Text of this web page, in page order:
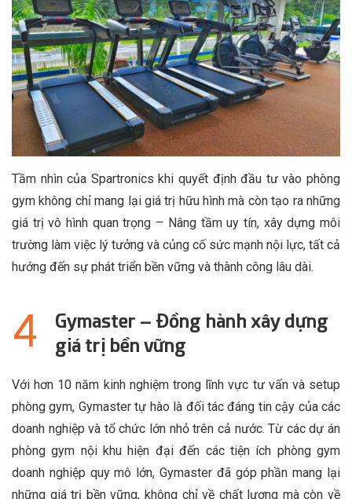
Tầm nhìn của Spartronics khi quyết định đầu tư vào phòng
gym không chỉ mang lại giá trị hữu hình mà còn tạo ra những
giá trị vô hình quan trọng – Nâng tầm uy tín, xây dựng môi
trường làm việc lý tưởng và củng cố sức mạnh nội lực, tất cả
hướng đến sự phát triển bền vững và thành công lâu dài.
Gymaster – Đồng hành xây dựng
giá trị bền vững
Với hơn 10 năm kinh nghiệm trong lĩnh vực tư vấn và setup
phòng gym, Gymaster tự hào là đối tác đáng tin cậy của các
doanh nghiệp và tổ chức lớn nhỏ trên cả nước. Từ các dự án
phòng gym nội khu hiện đại đến các tiện ích phòng gym
doanh nghiệp quy mô lớn, Gymaster đã góp phần mang lại
những giá trị bền vững, không chỉ về chất lượng mà còn về